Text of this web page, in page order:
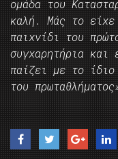
ομάδα του
καλή. Μάς το είχε
παιχνίδι του
συγχαρητήρια και
παίζει με το
του